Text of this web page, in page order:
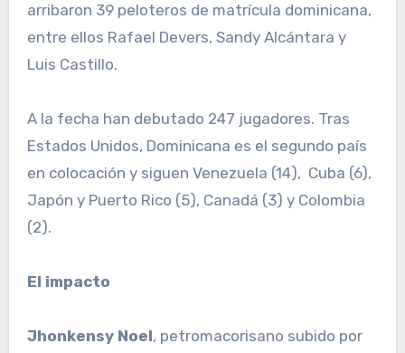
arribaron 39 peloteros de matrícula dominicana,
entre ellos Rafael Devers, Sandy Alcántara y
Luis Castillo.
A la fecha han debutado 247 jugadores. Tras
Estados Unidos, Dominicana es el segundo país
en colocación y siguen Venezuela (14), Cuba (6),
Japón y Puerto Rico (5), Canadá (3) y Colombia
(2).
El impacto
Jhonkensy Noel, petromacorisano subido por